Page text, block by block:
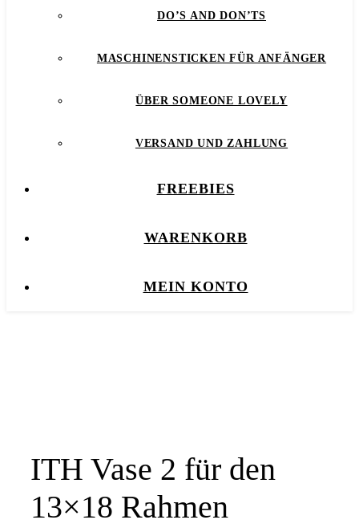
DO’S AND DON’TS
MASCHINENSTICKEN FÜR ANFÄNGER
ÜBER SOMEONE LOVELY
VERSAND UND ZAHLUNG
FREEBIES
WARENKORB
MEIN KONTO
ITH Vase 2 für den
13×18 Rahmen